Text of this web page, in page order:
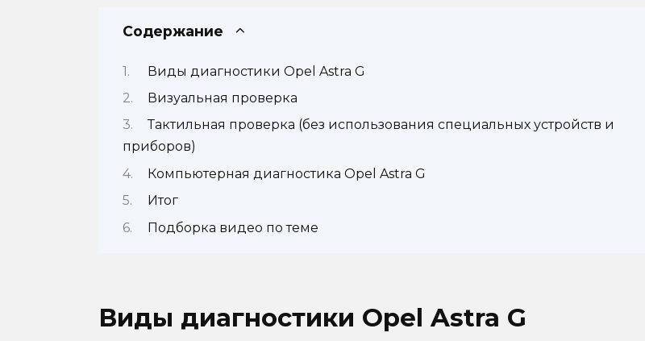
Содержание
Виды диагностики Opel Astra G
Визуальная проверка
Тактильная проверка (без использования специальных устройств и
приборов)
Компьютерная диагностика Opel Astra G
Итог
Подборка видео по теме
Виды диагностики Opel Astra G